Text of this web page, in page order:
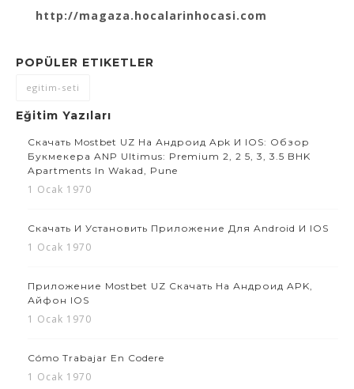
http://magaza.hocalarinhocasi.com
POPÜLER ETIKETLER
egitim-seti
Eğitim Yazıları
Скачать Mostbet UZ На Андроид Apk И IOS: Обзор
Букмекера ANP Ultimus: Premium 2, 2 5, 3, 3.5 BHK
Apartments In Wakad, Pune
1 Ocak 1970
Скачать И Установить Приложение Для Android И IOS
1 Ocak 1970
Приложение Mostbet UZ Скачать На Андроид APK,
Айфон IOS
1 Ocak 1970
Cómo Trabajar En Codere
1 Ocak 1970